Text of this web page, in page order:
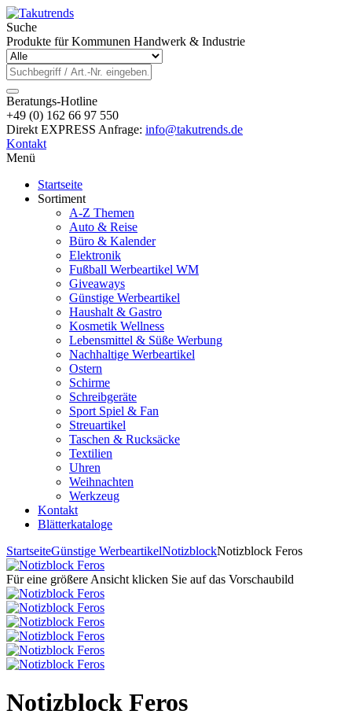
Suche
Produkte für Kommunen Handwerk & Industrie
Beratungs-Hotline
+49 (0) 162 66 97 550
Direkt EXPRESS Anfrage: info@takutrends.de
Kontakt
Menü
Startseite
Sortiment
A-Z Themen
Auto & Reise
Büro & Kalender
Elektronik
Fußball Werbeartikel WM
Giveaways
Günstige Werbeartikel
Haushalt & Gastro
Kosmetik Wellness
Lebensmittel & Süße Werbung
Nachhaltige Werbeartikel
Ostern
Schirme
Schreibgeräte
Sport Spiel & Fan
Streuartikel
Taschen & Rucksäcke
Textilien
Uhren
Weihnachten
Werkzeug
Kontakt
Blätterkataloge
StartseiteGünstige WerbeartikelNotizblockNotizblock Feros
Für eine größere Ansicht klicken Sie auf das Vorschaubild
Notizblock Feros